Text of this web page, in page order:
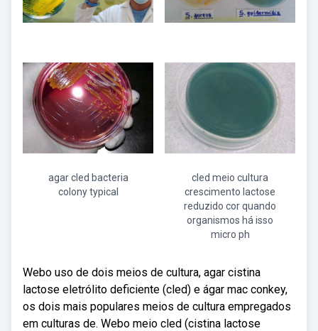
agar cled bacteria
colony typical
cled meio cultura
crescimento lactose
reduzido cor quando
organismos há isso
micro ph
Webo uso de dois meios de cultura, agar cistina
lactose eletrólito deficiente (cled) e ágar mac conkey,
os dois mais populares meios de cultura empregados
em culturas de. Webo meio cled (cistina lactose